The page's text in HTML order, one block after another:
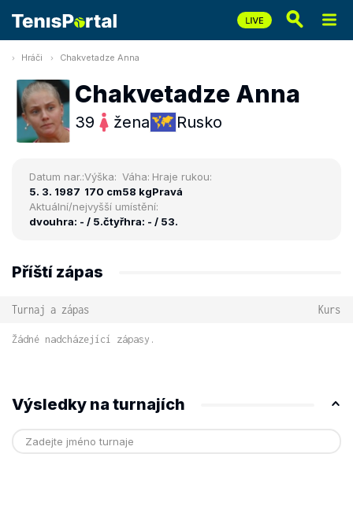
Hráči Chakvetadze Anna
Chakvetadze Anna
39 žena Rusko
Datum nar.:
5. 3. 1987
Výška:
170 cm
Váha:
58 kg
Hraje rukou:
Pravá
Aktuální/nejvyšší umístění:
dvouhra: - / 5.čtyřhra: - / 53.
Příští zápas
Turnaj a zápas Kurs
Žádné nadcházející zápasy.
Výsledky na turnajích